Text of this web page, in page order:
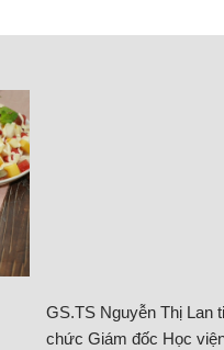
GS.TS Nguyễn Thị Lan
chức Giám đốc Học